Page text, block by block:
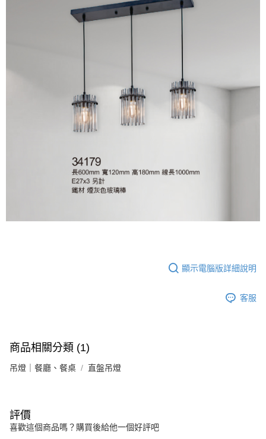
權轉讓予恩沛科技股份有限公司。
２．關於個人資料處理事宜，請瀏覽以下網址：
３．未成年的使用者請事先徵得法定代理人或監護人之同意方可使用
時審查核予不同之上限額度；若仍有額度不足之情形，本公司將視審查結果
請求用戶進行身份認證。
５．嚴禁一人註冊多個帳號或使用他人資訊註冊。若發現惡意使用之情形，
恩沛科技股份有限公司將有權停止該用戶之使用額度並採取法律行動。
顯示電腦版詳細說明
客服
商品相關分類 (1)
吊燈｜餐廳、餐桌 直盤吊燈
評價
喜歡這個商品嗎？購買後給他一個好評吧